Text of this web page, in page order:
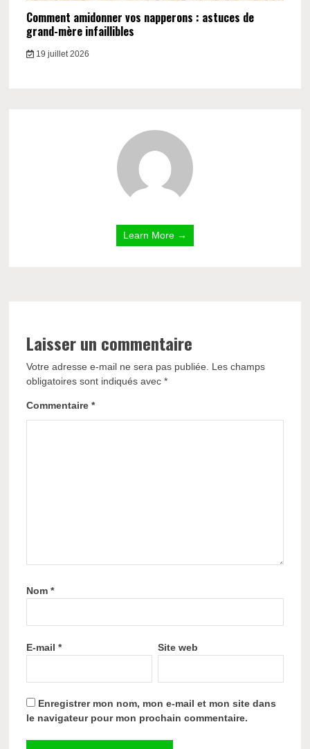
Comment amidonner vos napperons : astuces de
grand-mère infaillibles
19 juillet 2026
Learn More →
Laisser un commentaire
Votre adresse e-mail ne sera pas publiée. Les champs
obligatoires sont indiqués avec*
Commentaire*
Nom*
E-mail* Site web
Enregistrer mon nom, mon e-mail et mon site dans
le navigateur pour mon prochain commentaire.